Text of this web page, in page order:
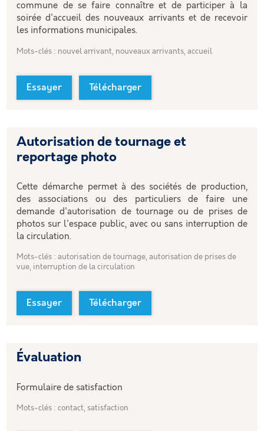
commune de se faire connaître et de participer à la
soirée d'accueil des nouveaux arrivants et de recevoir
les informations municipales.
Mots-clés : nouvel arrivant, nouveaux arrivants, accueil
Essayer Télécharger
Autorisation de tournage et
reportage photo
Cette démarche permet à des sociétés de production,
des associations ou des particuliers de faire une
demande d'autorisation de tournage ou de prises de
photos sur l'espace public, avec ou sans interruption de
la circulation.
Mots-clés : autorisation de tournage, autorisation de prises de
vue, interruption de la circulation
Essayer Télécharger
Évaluation
Formulaire de satisfaction
Mots-clés : contact, satisfaction